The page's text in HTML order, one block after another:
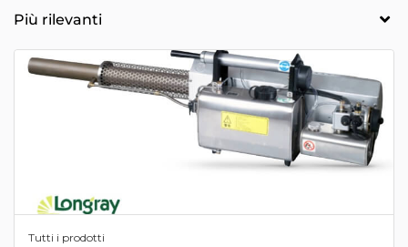
Tutti i prodotti